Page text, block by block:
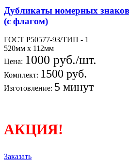
Дубликаты номерных
(с флагом)
ГОСТ Р50577-93/ТИП - 1
520мм х 112мм
Цена: 1000 руб./шт.
Комплект: 1500 руб.
Изготовление: 5 минут
АКЦИЯ!
Заказать